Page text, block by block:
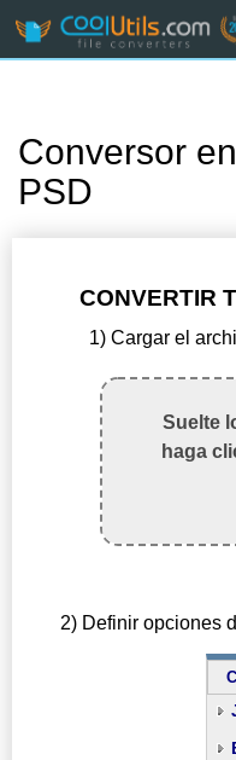
Conversor
PSD
CONVERTIR
1) Cargar el
Suelte
haga
2) Definir opciones